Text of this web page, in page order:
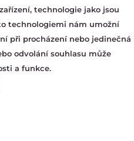
technologie jako jsou
technologiemi nám umožní
při procházení nebo jedinečná
odvolání souhlasu může
a funkce.